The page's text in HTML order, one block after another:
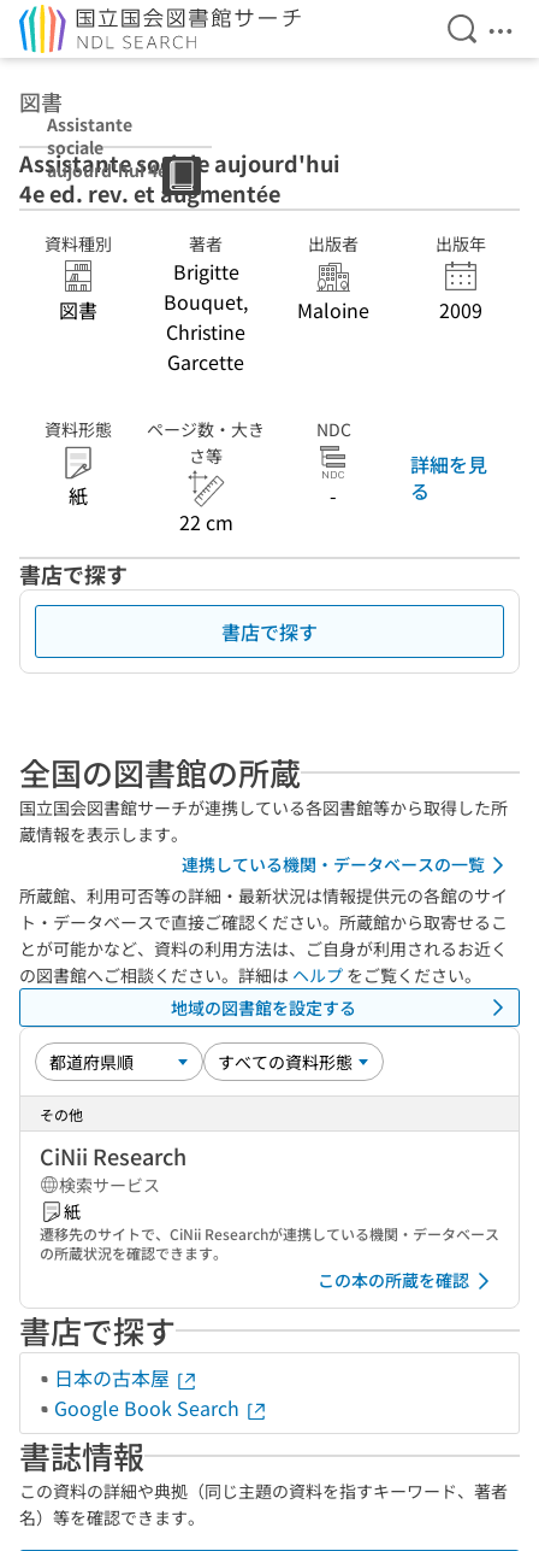
検索を
メ
図書
Assistante
sociale
aujourd'hui 4e
ed. rev. et
augmentée
Assistante sociale aujourd'hui
4e ed. rev. et augmentée
資料種別
図書
著者
Brigitte
Bouquet,
Christine
Garcette
出版者
Maloine
出版年
2009
資料形態
紙
ページ数・大き
さ等
22 cm
NDC
-
詳細を見
る
書店で探す
書店で探す
全国の図書館の所蔵
国立国会図書館サーチが連携している各図書館等から取得した所
蔵情報を表示します。
連携している機関・データベースの一覧
所蔵館、利用可否等の詳細・最新状況は情報提供元の各館のサイ
ト・データベースで直接ご確認ください。所蔵館から取寄せるこ
とが可能かなど、資料の利用方法は、ご自身が利用されるお近く
の図書館へご相談ください。詳細は ヘルプ をご覧ください。
地域の図書館を設定する
その他
CiNii Research
検索サービス
紙
遷移先のサイトで、CiNii Researchが連携している機関・データベース
の所蔵状況を確認できます。
この本の所蔵を確認
書店で探す
日本の古本屋
Google Book Search
書誌情報
この資料の詳細や典拠（同じ主題の資料を指すキーワード、著者
名）等を確認できます。